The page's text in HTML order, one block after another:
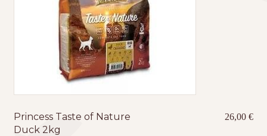
Princess Taste of Nature
Duck 2kg
26,00€